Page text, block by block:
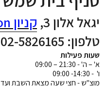
יגאל אלון 3,
קניון Big Fashion
טלפון: 02-5826165
שעות פעילות
א' – ה' - 21:30 – 09:00
ו' - 14:30- 09:00
מוצ"ש - חצי שעה מצאת השבת ועד 23:00